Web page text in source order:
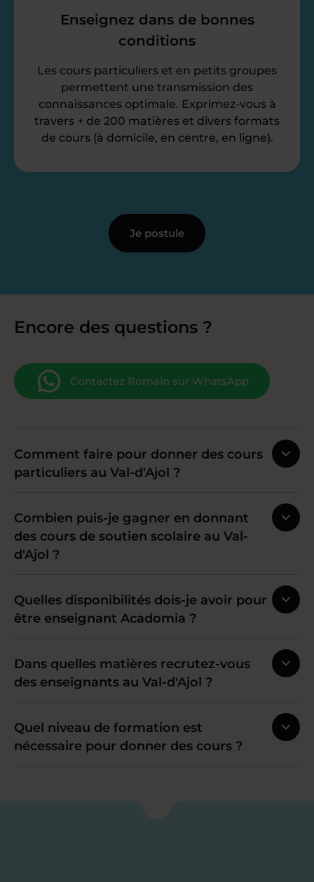
Enseignez dans de bonnes
conditions
Les cours particuliers et en petits groupes
permettent une transmission des
connaissances optimale. Exprimez-vous à
travers + de 200 matières et divers formats
de cours (à domicile, en centre, en ligne).
Je postule
Encore des questions ?
Contactez Romain sur WhatsApp
Comment faire pour donner des cours
particuliers au Val-d'Ajol ?
Combien puis-je gagner en donnant
des cours de soutien scolaire au Val-
d'Ajol ?
Quelles disponibilités dois-je avoir pour
être enseignant Acadomia ?
Dans quelles matières recrutez-vous
des enseignants au Val-d'Ajol ?
Quel niveau de formation est
nécessaire pour donner des cours ?